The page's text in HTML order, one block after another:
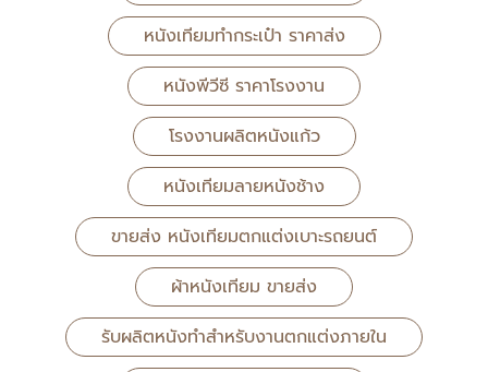
หนังเทียมทำกระเป๋า ราคาส่ง
หนังพีวีซี ราคาโรงงาน
โรงงานผลิตหนังแก้ว
หนังเทียมลายหนังช้าง
ขายส่ง หนังเทียมตกแต่งเบาะรถยนต์
ผ้าหนังเทียม ขายส่ง
รับผลิตหนังทำสำหรับงานตกแต่งภายใน